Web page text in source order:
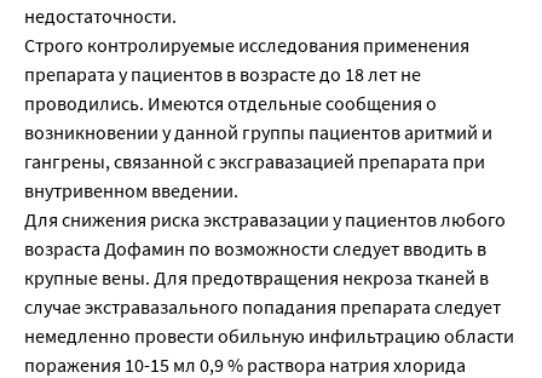
недостаточности.
Строго контролируемые исследования применения
препарата у пациентов в возрасте до 18 лет не
проводились. Имеются отдельные сообщения о
возникновении у данной группы пациентов аритмий и
гангрены, связанной с эксгравазацией препарата при
внутривенном введении.
Для снижения риска экстравазации у пациентов любого
возраста Дофамин по возможности следует вводить в
крупные вены. Для предотвращения некроза тканей в
случае экстравазального попадания препарата следует
немедленно провести обильную инфильтрацию области
поражения 10-15 мл 0,9 % раствора натрия хлорида